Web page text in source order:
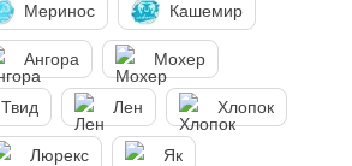
Меринос Кашемир
Ангора Мохер
Твид Лен Хлопок
Люрекс Як